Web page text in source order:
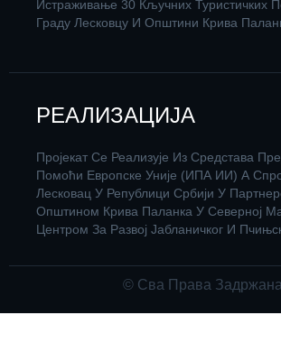
Истраживање 30 Кључних Туристичких
Граду Лесковцу И Општини Крива
РЕАЛИЗАЦИЈА
Пројекат Се Реализује Из Средстава
Помоћи Европске Уније (ИПА ИИ) А
Лесковац У Републици Србији У
Општином Крива Паланка У Северној
Центром За Развој Јабланичког И
© Сва Права